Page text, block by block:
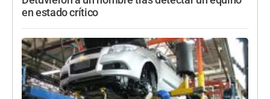
en estado crítico